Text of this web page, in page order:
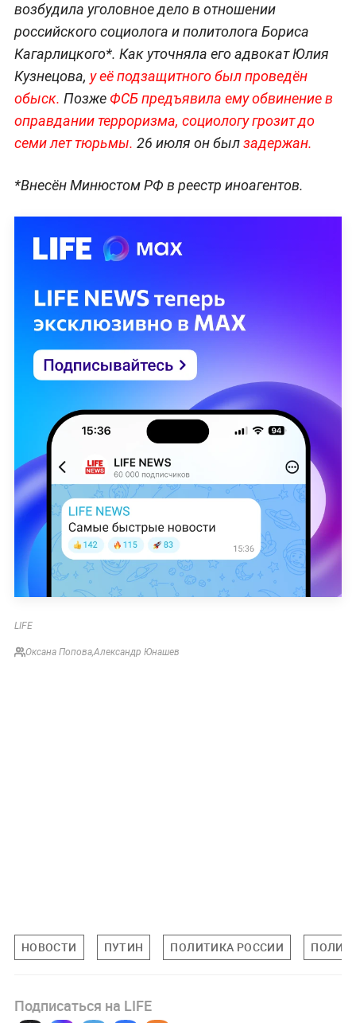
возбудила уголовное дело в отношении
российского социолога и политолога Бориса
Кагарлицкого*. Как уточняла его адвокат Юлия
Кузнецова, у её подзащитного был проведён
обыск. Позже ФСБ предъявила ему обвинение в
оправдании терроризма, социологу грозит до
семи лет тюрьмы. 26 июля он былзадержан.
*Внесён Минюстом РФ в реестр иноагентов.
LIFE
Оксана Попова,Александр Юнашев
НОВОСТИ ПУТИН ПОЛИТИКА РОССИИ
Подписаться на LIFE